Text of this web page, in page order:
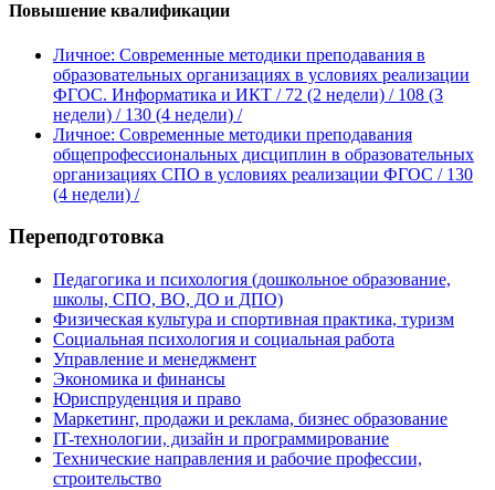
Повышение квалификации
Личное: Современные методики преподавания в
образовательных организациях в условиях реализации
ФГОС. Информатика и ИКТ / 72 (2 недели) / 108 (3
недели) / 130 (4 недели) /
Личное: Современные методики преподавания
общепрофессиональных дисциплин в образовательных
организациях СПО в условиях реализации ФГОС / 130
(4 недели) /
Переподготовка
Педагогика и психология (дошкольное образование,
школы, СПО, ВО, ДО и ДПО)
Физическая культура и спортивная практика, туризм
Социальная психология и социальная работа
Управление и менеджмент
Экономика и финансы
Юриспруденция и право
Маркетинг, продажи и реклама, бизнес образование
IT-технологии, дизайн и программирование
Технические направления и рабочие профессии,
строительство